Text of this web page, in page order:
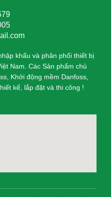
khẩu và phân phối thiết bị
Nam. Các Sản phẩm chủ
Khởi động mềm Danfoss,
kế, lắp đặt và thi công !